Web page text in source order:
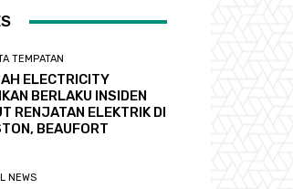
TEMPATAN
ELECTRICITY
BERLAKU INSIDEN
RENJATAN ELEKTRIK DI
BEAUFORT
NEWS